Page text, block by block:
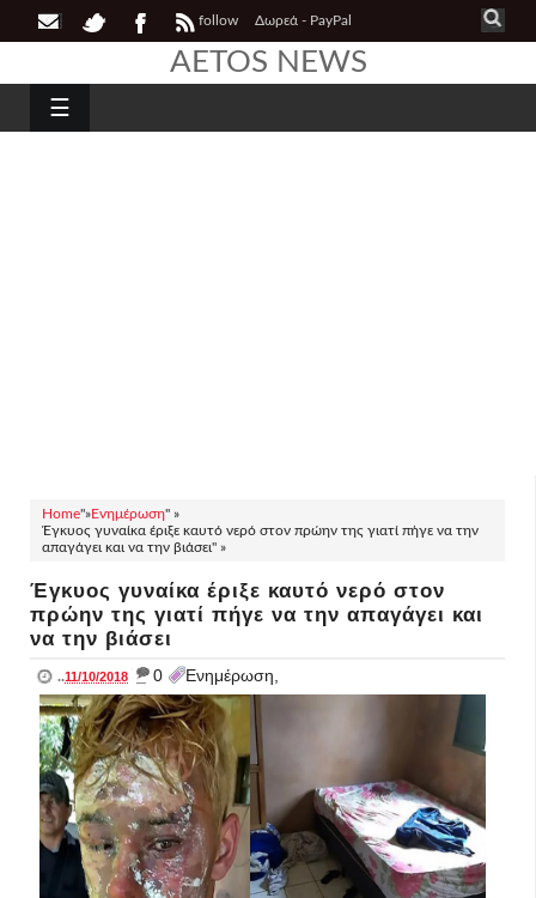
follow Δωρεά - PayPal
AETOS NEWS
☰
Home"»Ενημέρωση" »
Έγκυος γυναίκα έριξε καυτό νερό στον πρώην της γιατί πήγε να την
απαγάγει και να την βιάσει" »
Έγκυος γυναίκα έριξε καυτό νερό στον
πρώην της γιατί πήγε να την απαγάγει και
να την βιάσει
..11/10/2018 _ 0 Ενημέρωση,